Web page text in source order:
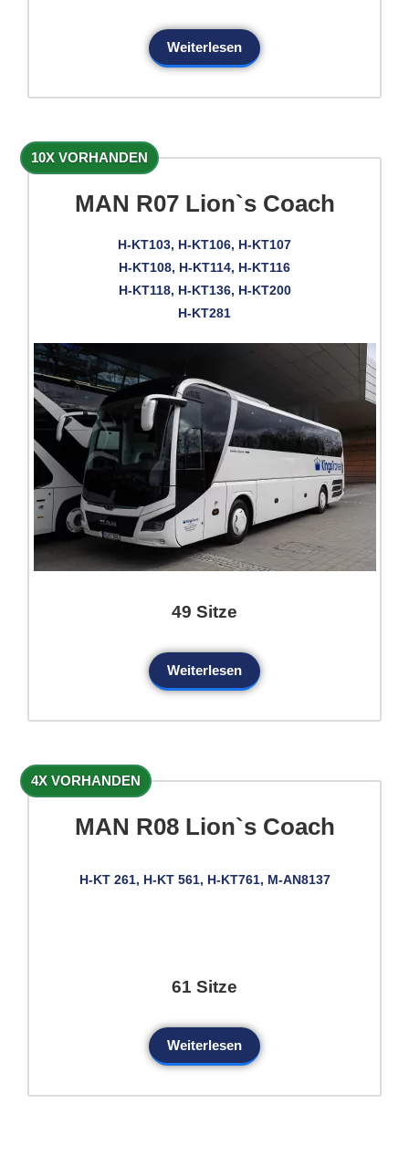
Weiterlesen
10X VORHANDEN
MAN R07 Lion`s Coach
H-KT103, H-KT106, H-KT107
H-KT108, H-KT114, H-KT116
H-KT118, H-KT136, H-KT200
H-KT281
49 Sitze
Weiterlesen
4X VORHANDEN
MAN R08 Lion`s Coach
H-KT 261, H-KT 561, H-KT761, M-AN8137
61 Sitze
Weiterlesen